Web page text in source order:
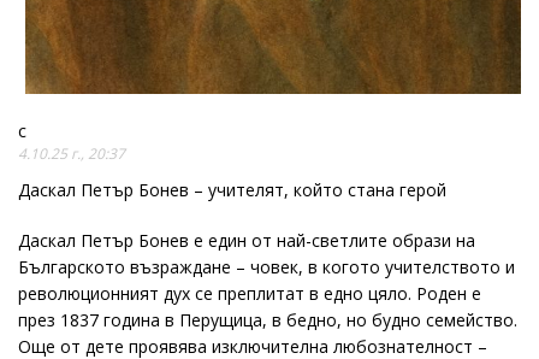
c
4.10.25 г., 20:37
Даскал Петър Бонев – учителят, който стана герой
Даскал Петър Бонев е един от най-светлите образи на
Българското възраждане – човек, в когото учителството и
революционният дух се преплитат в едно цяло. Роден е
през 1837 година в Перущица, в бедно, но будно семейство.
Още от дете проявява изключителна любознателност –